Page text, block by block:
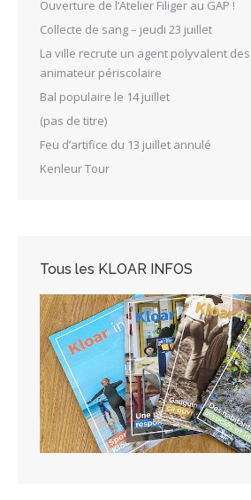
Ouverture de l’Atelier Filiger au GAP !
Collecte de sang – jeudi 23 juillet
La ville recrute un agent polyvalent
animateur périscolaire
Bal populaire le 14 juillet
(pas de titre)
Feu d’artifice du 13 juillet annulé
Kenleur Tour
Tous les KLOAR INFOS